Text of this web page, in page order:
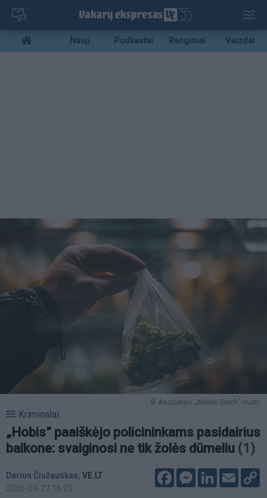
Pereiti
pagrindinį
turinį
Mobile
menu
Nauji Podkastai Renginiai Vaizdai
© Asociatyvi „Adobe Stock“ nuotr.
Kriminalai
„Hobis” paaiškėjo policininkams pasidairius
balkone: svaiginosi ne tik žolės dūmeliu (1)
Darius Čiužauskas, VE.LT
2026-04-27 16:25
FacebookMessenger
LinkedIn
Email